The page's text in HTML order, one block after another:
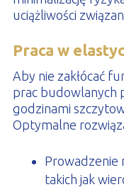
uciążliwości
Praca w
Aby nie zakłócać
prac budowlanych
godzinami
Optymalne
Prowadzenie
takich jak